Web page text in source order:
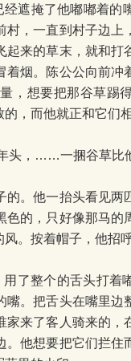
掩了他嘟嘟着的
，一直到村子边上
来的草末，就和打
烟。陈公公向前冲
，想要把那谷草踢
，而他就正和它们相
头，……一捆谷草比
。他一抬头看见两
的，只好像那马的
。按着帽子，他招呼
个的舌头打着嘟
。把舌头在嘴里边
来了客人骑来的，
他想要把它们拦住